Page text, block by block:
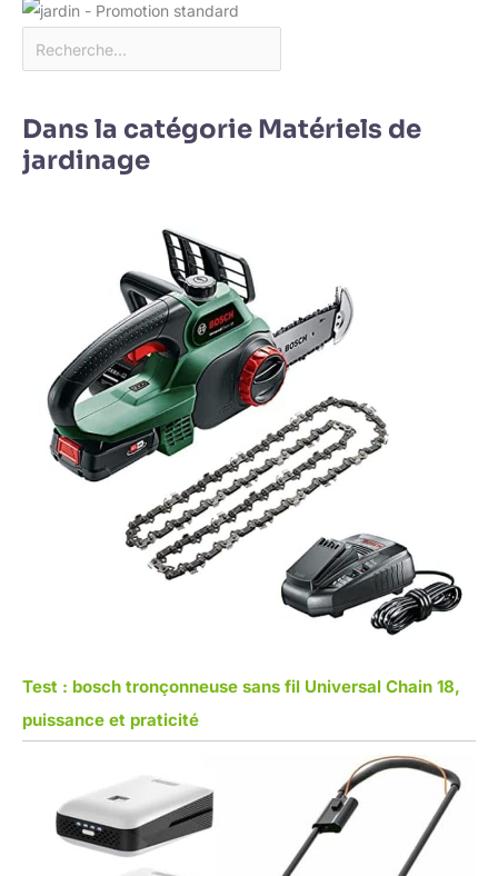
Dans la catégorie Matériels de
jardinage
Test : bosch tronçonneuse sans fil Universal Chain 18,
puissance et praticité